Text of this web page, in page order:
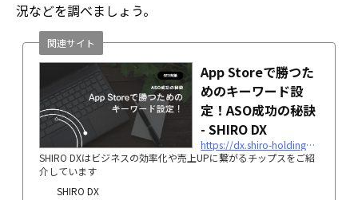
況などを調べましょう。
App Storeで勝つた
めのキーワード設
定！ASO成功の秘訣
- SHIRO DX
https://dx.shiro-holdings.co.jp/p5439/
SHIRO DXはビジネスの効率化や売上UPに繋がるチップスをご紹
介しています
SHIRO DX
関連サイト